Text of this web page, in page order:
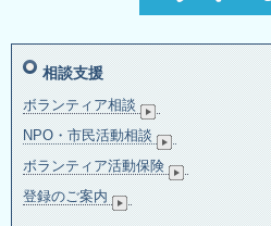
相談支援
ボランティア相談
NPO・市民活動相談
ボランティア活動保険
登録のご案内